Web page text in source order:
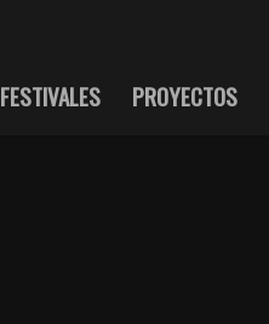
FESTIVALES PROYECTOS